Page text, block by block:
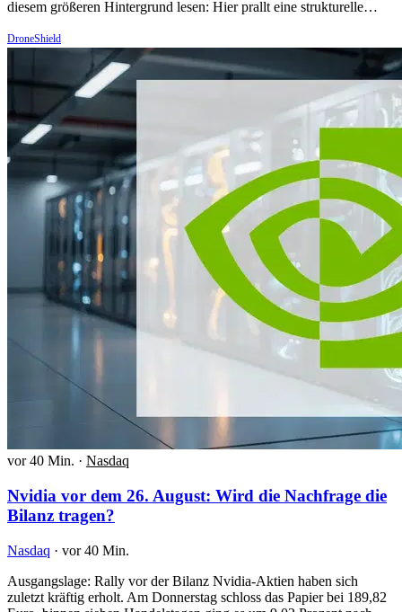
diesem größeren Hintergrund lesen: Hier prallt eine strukturelle…
DroneShield
vor 40 Min. · Nasdaq
Nvidia vor dem 26. August: Wird die Nachfrage die
Bilanz tragen?
Nasdaq · vor 40 Min.
Ausgangslage: Rally vor der Bilanz Nvidia-Aktien haben sich
zuletzt kräftig erholt. Am Donnerstag schloss das Papier bei 189,82